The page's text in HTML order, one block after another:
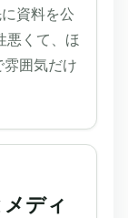
資料を公
くて、ほ
囲気だけ
ディ